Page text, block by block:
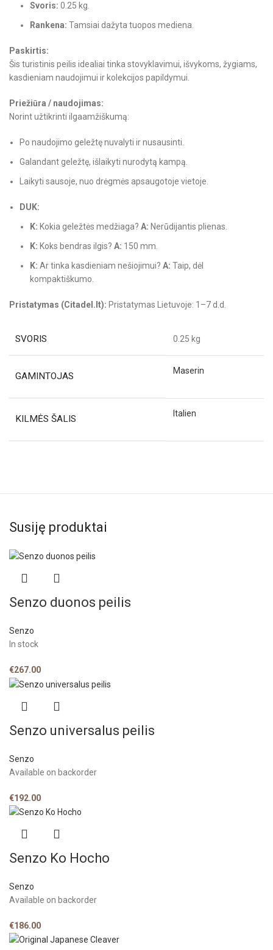
Svoris: 0.25 kg.
Rankena: Tamsiai dažyta tuopos mediena.
Paskirtis:
Šis turistinis peilis idealiai tinka stovyklavimui, išvykoms, žygiams,
kasdieniam naudojimui ir kolekcijos papildymui.
Priežiūra / naudojimas:
Norint užtikrinti ilgaamžiškumą:
Po naudojimo geležtę nuvalyti ir nusausinti.
Galandant geležtę, išlaikyti nurodytą kampą.
Laikyti sausoje, nuo drėgmės apsaugotoje vietoje.
DUK:
K: Kokia geležtės medžiaga? A: Nerūdijantis plienas.
K: Koks bendras ilgis? A: 150 mm.
K: Ar tinka kasdieniam nešiojimui? A: Taip, dėl
kompaktiškumo.
Pristatymas (Citadel.lt): Pristatymas Lietuvoje: 1–7 d.d.
SVORIS 0.25 kg
GAMINTOJAS Maserin
KILMĖS ŠALIS Italien
Susiję produktai
Senzo duonos peilis
Senzo
In stock
€267.00
Senzo universalus peilis
Senzo
Available on backorder
€192.00
Senzo Ko Hocho
Senzo
Available on backorder
€186.00